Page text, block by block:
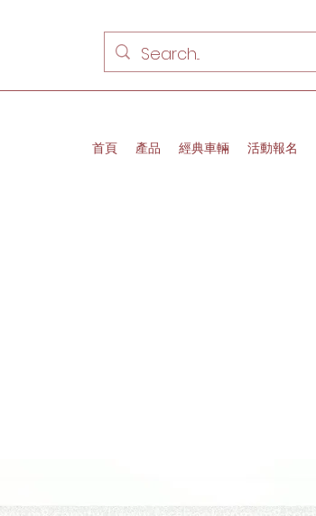
首頁 產品 經典車輛 活動報名